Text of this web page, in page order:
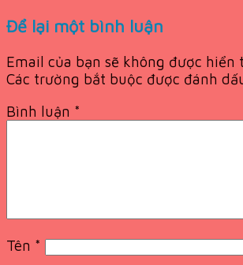
Để lại một bình luận
Email của bạn sẽ không được hiển
Các trường bắt buộc được đánh
Bình luận *
Tên *